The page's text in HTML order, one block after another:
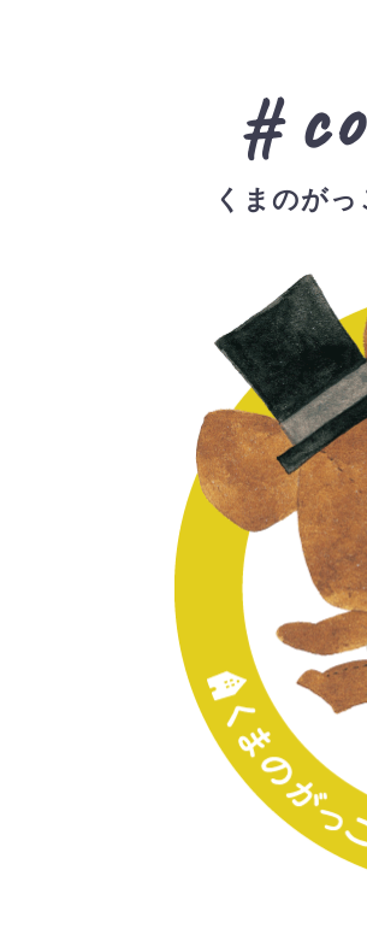
くまのが